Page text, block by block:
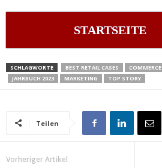
STARTSEITE
SCHLAGWORTE BEST RETAIL CASES COMMERCE
JAHRBUCH 2023
MARKETING TOP STORY
Teilen
Vorheriger Artikel